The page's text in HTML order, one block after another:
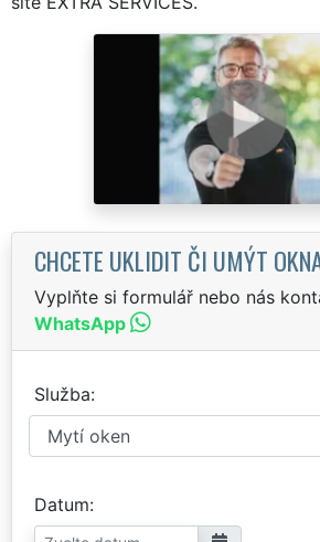
CHCETE UKLIDIT ČI UMÝT
Vyplňte si formulář nebo nás
WhatsApp
Služba
Datum